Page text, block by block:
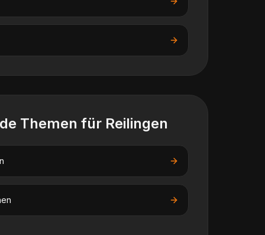
Themen für Reilingen